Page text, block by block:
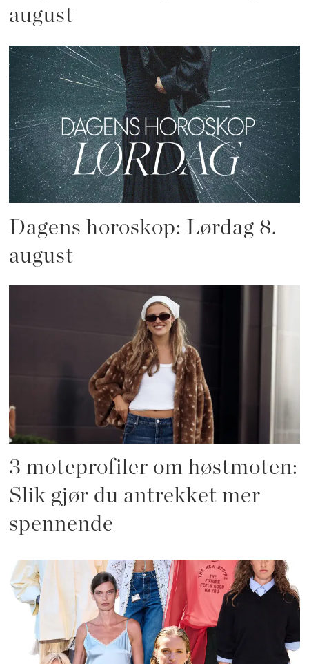
august
Dagens horoskop: Lørdag 8.
august
3 moteprofiler om høstmoten:
Slik gjør du antrekket mer
spennende